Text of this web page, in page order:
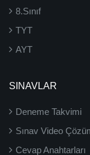
8.Sınıf
TYT
AYT
SINAVLAR
Deneme Takvimi
Sınav Video
Cevap Anahtarları